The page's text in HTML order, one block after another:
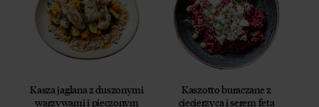
Kasza jaglana z duszonymi
warzywami i pieczonym
Kaszotto buraczane z
ciecierzycą i serem feta